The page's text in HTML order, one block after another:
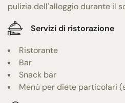
pulizia dell'alloggio durante il
Servizi di ristorazione
Ristorante
Bar
Snack bar
Menù per diete particolari